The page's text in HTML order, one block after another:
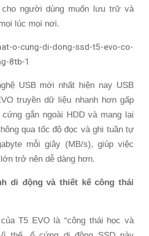
người dùng muốn lưu trữ và
lúc mọi nơi.
USB mới nhất hiện nay USB
truyền dữ liệu nhanh hơn gấp
gắn ngoài HDD và mang lại
qua tốc độ đọc và ghi tuần tự
mỗi giây (MB/s), giúp việc
trở nên dễ dàng hơn.
di động và thiết kế công thái
T5 EVO là “công thái học và